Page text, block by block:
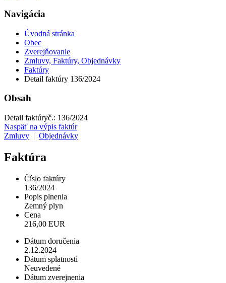
Navigácia
Úvodná stránka
Obec
Zverejňovanie
Zmluvy, Faktúry, Objednávky
Faktúry
Detail faktúry 136/2024
Obsah
Detail faktúryč.: 136/2024
Naspäť na výpis faktúr
Zmluvy | Objednávky
Faktúra
Číslo faktúry
136/2024
Popis plnenia
Zemný plyn
Cena
216,00 EUR
Dátum doručenia
2.12.2024
Dátum splatnosti
Neuvedené
Dátum zverejnenia